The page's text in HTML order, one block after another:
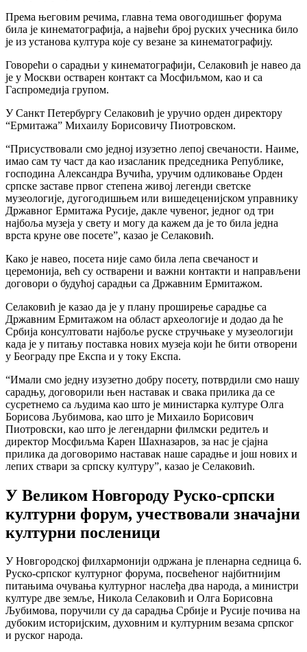
Према његовим речима, главна тема овогодишњег форума
била је кинематографија, а највећи број руских учесника било
је из установа култура које су везане за кинематографију.
Говорећи о сарадњи у кинематографији, Селаковић је навео да
је у Москви остварен контакт са Мосфиљмом, као и са
Гаспромедија групом.
У Санкт Петербургу Селаковић је уручио орден директору
“Ермитажа” Михаилу Борисовичу Пиотровском.
“Присуствовали смо једној изузетно лепој свечаности. Наиме,
имао сам ту част да као изасланик председника Републике,
господина Александра Вучића, уручим одликовање Орден
српске заставе првог степена живој легенди светске
музеологије, дугогодишњем или вишедеценијском управнику
Државног Ермитажа Русије, дакле чувеног, једног од три
најбоља музеја у свету и могу да кажем да је то била једна
врста круне ове посете”, казао је Селаковић.
Како је навео, посета није само била лепа свечаност и
церемонија, већ су остварени и важни контакти и направљени
договори о будућој сарадњи са Државним Ермитажом.
Селаковић је казао да је у плану проширење сарадње са
Државним Ермитажом на област археологије и додао да ће
Србија консултовати најбоље руске стручњаке у музеологији
када је у питању поставка нових музеја који ће бити отворени
у Београду пре Експа и у току Експа.
“Имали смо једну изузетно добру посету, потврдили смо нашу
сарадњу, договорили њен наставак и свака прилика да се
сусретнемо са људима као што је министарка културе Олга
Борисова Љубимова, као што је Михаило Борисович
Пиотровски, као што је легендарни филмски редитељ и
директор Мосфиљма Карен Шахназаров, за нас је сјајна
прилика да договоримо наставак наше сарадње и још нових и
лепих ствари за српску културу”, казао је Селаковић.
У Великом Новгороду Руско-српски
културни форум, учествовали значајни
културни посленици
У Новгородској филхармонији одржана је пленарна седница 6.
Руско-српског културног форума, посвећеног најбитнијим
питањима очувања културног наслеђа два народа, а министри
културе две земље, Никола Селаковић и Олга Борисовна
Љубимова, поручили су да сарадња Србије и Русије почива на
дубоким историјским, духовним и културним везама српског
и руског народа.